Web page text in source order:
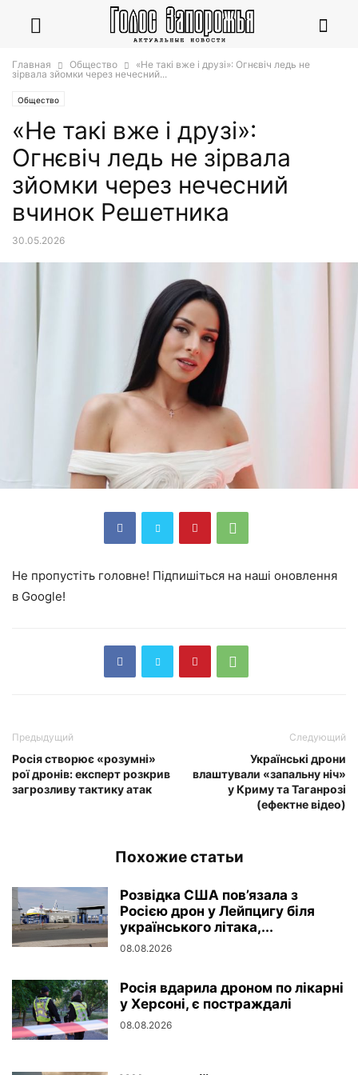
Главная Общество
«Не такі вже і друзі»: Огнєвіч ледь не
зірвала зйомки через нечесний...
Общество
«Не такі вже і друзі»:
Огнєвіч ледь не зірвала
зйомки через нечесний
вчинок Решетника
30.05.2026
Не пропустіть головне! Підпишіться на наші оновлення
в Google!
Предыдущий
Росія створює «розумні»
рої дронів: експерт розкрив
загрозливу тактику атак
Следующий
Українські дрони
влаштували «запальну ніч»
у Криму та Таганрозі
(ефектне відео)
Похожие статьи
Розвідка США пов’язала з
Росією дрон у Лейпцигу біля
українського літака,...
08.08.2026
Росія вдарила дроном по лікарні
у Херсоні, є постраждалі
08.08.2026